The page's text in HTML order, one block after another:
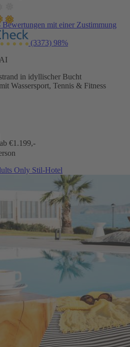
mit einer Zustimmung
(3373) 98%
in idyllischer Bucht
Wassersport, Tennis & Fitness
ab €1.199,-
Only Stil-Hotel